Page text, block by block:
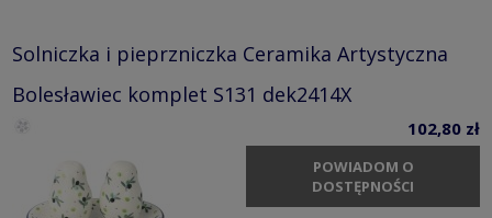
Solniczka i pieprzniczka Ceramika Artystyczna
Bolesławiec komplet S131 dek2414X
102,80 zł
POWIADOM O
DOSTĘPNOŚCI